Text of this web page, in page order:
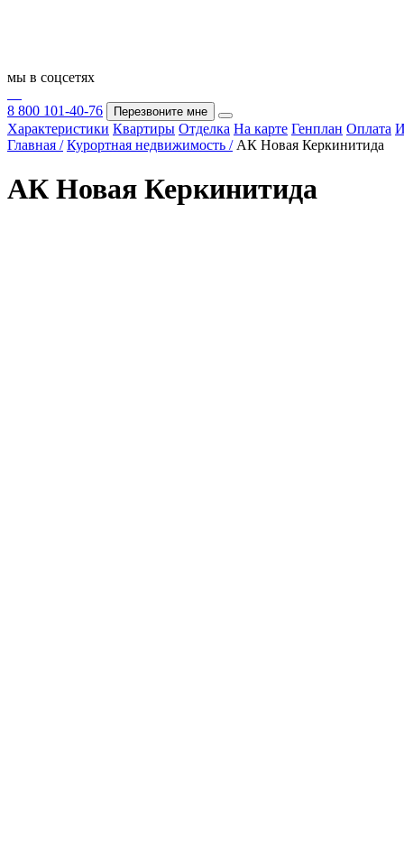
мы в соцсетях
8 800 101-40-76 Перезвоните мне
Характеристики Квартиры Отделка На карте Генплан Оплата
Главная / Курортная недвижимость / АК Новая Керкинитида
АК Новая Керкинитида